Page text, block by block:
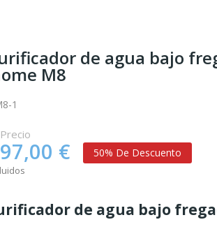
de agua bajo
M8
1
Precio
97,00 € 50% De Descuento
de agua bajo